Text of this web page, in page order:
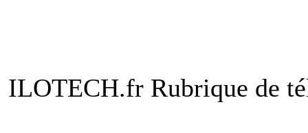
ILOTECH.fr Rubrique de